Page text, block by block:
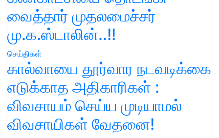
வைத்தார் முதலமைச்சர்
மு.க.ஸ்டாலின்..!!
செய்திகள்
கால்வாயை தூர்வார நடவடிக்கை
எடுக்காத அதிகாரிகள் :
விவசாயம் செய்ய முடியாமல்
விவசாயிகள் வேதனை!